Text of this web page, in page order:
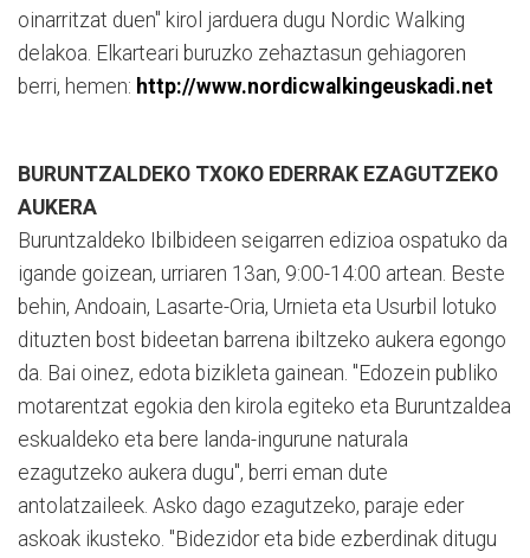
oinarritzat duen" kirol jarduera dugu Nordic Walking
delakoa. Elkarteari buruzko zehaztasun gehiagoren
berri, hemen: http://www.nordicwalkingeuskadi.net
BURUNTZALDEKO TXOKO EDERRAK EZAGUTZEKO
AUKERA
Buruntzaldeko Ibilbideen seigarren edizioa ospatuko da
igande goizean, urriaren 13an, 9:00-14:00 artean. Beste
behin, Andoain, Lasarte-Oria, Urnieta eta Usurbil lotuko
dituzten bost bideetan barrena ibiltzeko aukera egongo
da. Bai oinez, edota bizikleta gainean. "Edozein publiko
motarentzat egokia den kirola egiteko eta Buruntzaldea
eskualdeko eta bere landa-ingurune naturala
ezagutzeko aukera dugu", berri eman dute
antolatzaileek. Asko dago ezagutzeko, paraje eder
askoak ikusteko. "Bidezidor eta bide ezberdinak ditugu